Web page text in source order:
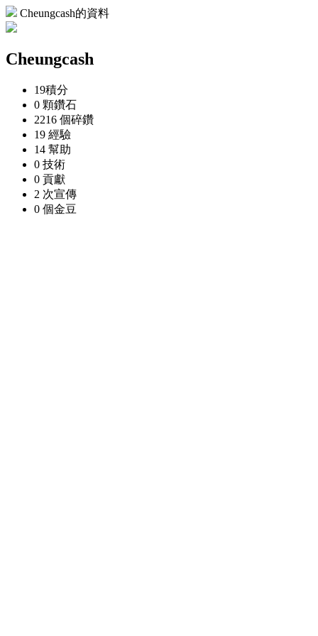
Cheungcash的資料
Cheungcash
19積分
0 顆鑽石
2216 個碎鑽
19 經驗
14 幫助
0 技術
0 貢獻
2 次宣傳
0 個金豆